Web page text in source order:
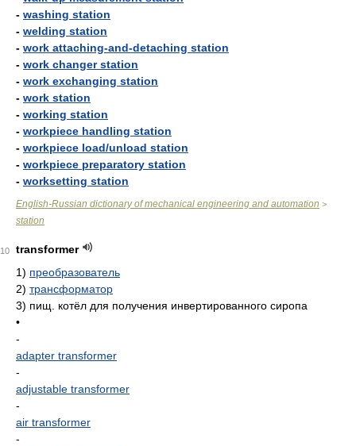
- washing station
- welding station
- work attaching-and-detaching station
- work changer station
- work exchanging station
- work station
- working station
- workpiece handling station
- workpiece load/unload station
- workpiece preparatory station
- worksetting station
English-Russian dictionary of mechanical engineering and automation >
station
10
transformer
1) преобразователь
2) трансформатор
3) пищ. котёл для получения инвертированного сиропа
•
-
adapter transformer
-
adjustable transformer
-
air transformer
-